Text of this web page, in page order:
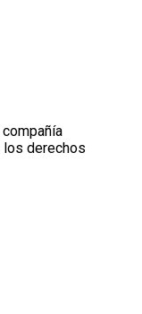
los derechos